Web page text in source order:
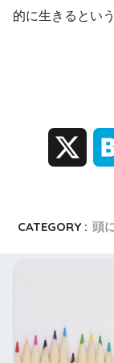
的に生きるとい
CATEGORY : 頭